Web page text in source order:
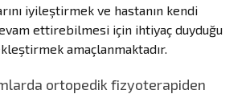
iyileştirmek ve hastanın kendi
ettirebilmesi için ihtiyaç duyduğu
amaçlanmaktadır.
ortopedik fizyoterapiden